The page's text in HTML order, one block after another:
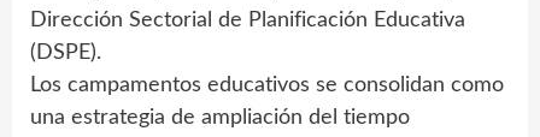
Dirección Sectorial de Planificación Educativa
(DSPE).
Los campamentos educativos se consolidan como
una estrategia de ampliación del tiempo